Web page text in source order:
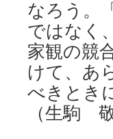
なろう。
ではなく
家観の競
けて、あ
べきとき
（生駒 敬